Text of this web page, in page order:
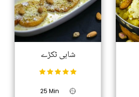
شاہی ٹکڑے
25 Min